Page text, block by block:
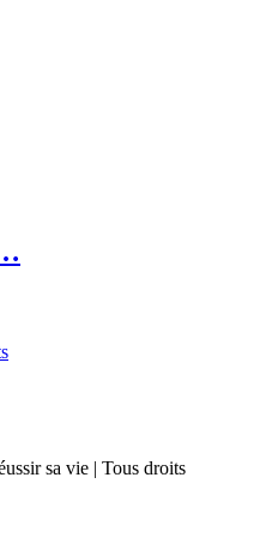
sa vie | Tous droits